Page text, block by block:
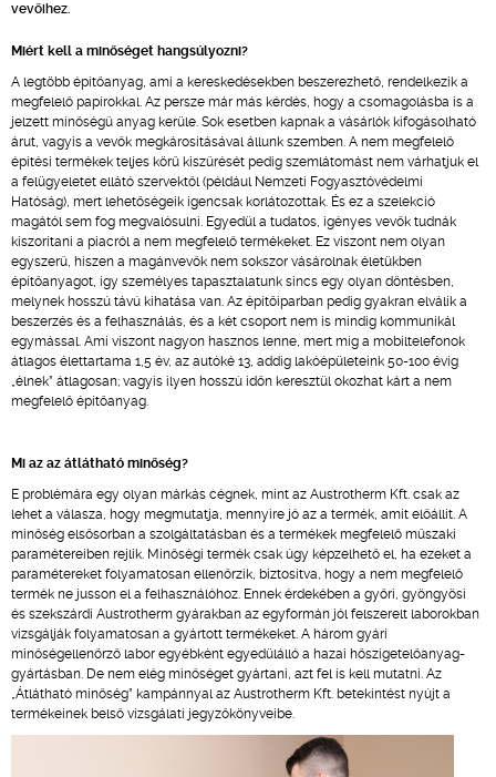
vevőihez.
Miért kell a minőséget hangsúlyozni?
A legtöbb építőanyag, ami a kereskedésekben beszerezhető, rendelkezik a
megfelelő papírokkal. Az persze már más kérdés, hogy a csomagolásba is a
jelzett minőségű anyag kerüle. Sok esetben kapnak a vásárlók kifogásolható
árut, vagyis a vevők megkárosításával állunk szemben. A nem megfelelő
építési termékek teljes körű kiszűrését pedig szemlátomást nem várhatjuk el
a felügyeletet ellátó szervektől (például Nemzeti Fogyasztóvédelmi
Hatóság), mert lehetőségeik igencsak korlátozottak. És ez a szelekció
magától sem fog megvalósulni. Egyedül a tudatos, igényes vevők tudnák
kiszorítani a piacról a nem megfelelő termékeket. Ez viszont nem olyan
egyszerű, hiszen a magánvevők nem sokszor vásárolnak életükben
építőanyagot, így személyes tapasztalatunk sincs egy olyan döntésben,
melynek hosszú távú kihatása van. Az építőiparban pedig gyakran elválik a
beszerzés és a felhasználás, és a két csoport nem is mindig kommunikál
egymással. Ami viszont nagyon hasznos lenne, mert míg a mobiltelefonok
átlagos élettartama 1,5 év, az autóké 13, addig lakóépületeink 50-100 évig
„élnek” átlagosan; vagyis ilyen hosszú időn keresztül okozhat kárt a nem
megfelelő építőanyag.
Mi az az átlátható minőség?
E problémára egy olyan márkás cégnek, mint az Austrotherm Kft. csak az
lehet a válasza, hogy megmutatja, mennyire jó az a termék, amit előállít. A
minőség elsősorban a szolgáltatásban és a termékek megfelelő műszaki
paramétereiben rejlik. Minőségi termék csak úgy képzelhető el, ha ezeket a
paramétereket folyamatosan ellenőrzik, biztosítva, hogy a nem megfelelő
termék ne jusson el a felhasználóhoz. Ennek érdekében a győri, gyöngyösi
és szekszárdi Austrotherm gyárakban az egyformán jól felszerelt laborokban
vizsgálják folyamatosan a gyártott termékeket. A három gyári
minőségellenőrző labor egyébként egyedülálló a hazai hőszigetelőanyag-
gyártásban. De nem elég minőséget gyártani, azt fel is kell mutatni. Az
„Átlátható minőség” kampánnyal az Austrotherm Kft. betekintést nyújt a
termékeinek belső vizsgálati jegyzőkönyveibe.